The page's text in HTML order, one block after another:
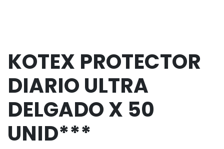
KOTEX PROTECTOR
DIARIO ULTRA
DELGADO X 50
UNID***